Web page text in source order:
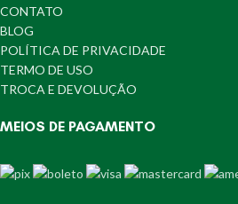
CONTATO
BLOG
POLÍTICA DE PRIVACIDADE
TERMO DE USO
TROCA E DEVOLUÇÃO
MEIOS DE PAGAMENTO